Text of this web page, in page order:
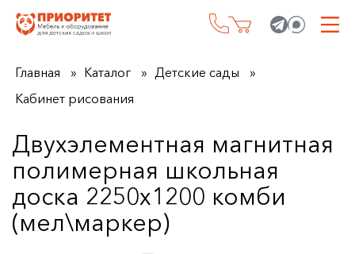
Главная Каталог
Детские сады
Кабинет рисования
Двухэлементная магнитная
полимерная школьная
доска 2250х1200 комби
(мел\маркер)